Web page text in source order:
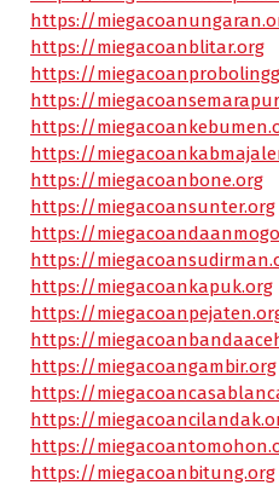
https://
https://miegacoanblitar.org
https://
https://
https://
https://
https://miegacoanbone.org
https://miegacoansunter.org
https://
https://
https://miegacoankapuk.org
https://
https://
https://miegacoangambir.org
https://
https://
https://
https://miegacoanbitung.org